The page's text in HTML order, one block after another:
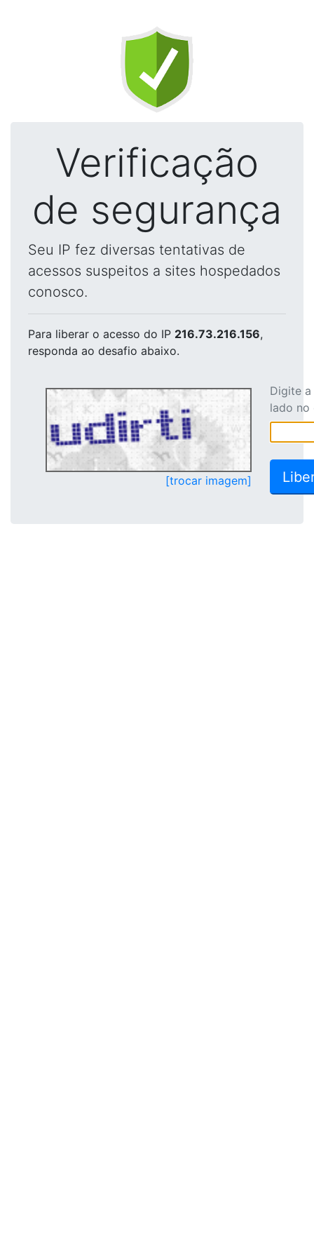
Verificação
de segurança
Seu IP fez diversas tentativas de
acessos suspeitos a sites hospedados
conosco.
Para liberar o acesso do IP 216.73.216.156,
responda ao desafio abaixo.
[trocar imagem]
Digite
lado no